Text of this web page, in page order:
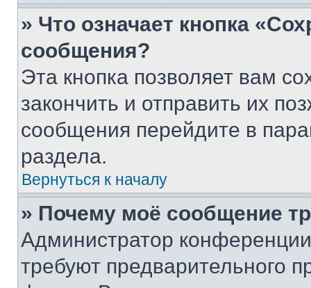
» Что означает кнопка
сообщения?
Эта кнопка позволяет вам
закончить и отправить их
сообщения перейдите в
раздела.
Вернуться к началу
» Почему моё сообщение
Администратор
требуют предварительного